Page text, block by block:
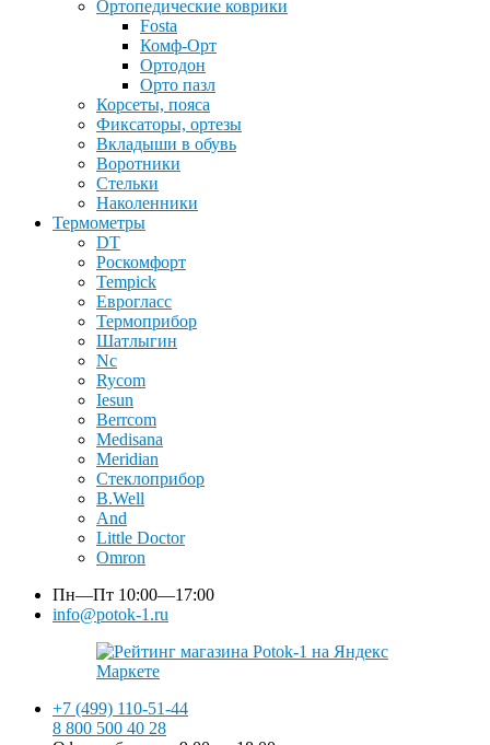
Ортопедические коврики
Fosta
Комф-Орт
Ортодон
Орто пазл
Корсеты, пояса
Фиксаторы, ортезы
Вкладыши в обувь
Воротники
Стельки
Наколенники
Термометры
DT
Роскомфорт
Tempick
Еврогласс
Термоприбор
Шатлыгин
Nc
Rycom
Iesun
Berrcom
Medisana
Meridian
Стеклоприбор
B.Well
And
Little Doctor
Omron
Пн—Пт 10:00—17:00
info@potok-1.ru
+7 (499) 110-51-44
8 800 500 40 28